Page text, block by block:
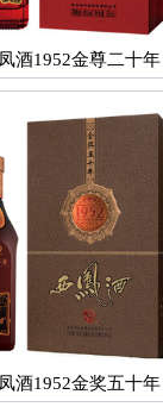
酒1952金尊二十年
酒1952金奖五十年